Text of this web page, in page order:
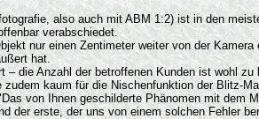
also auch mit ABM 1:2) ist in den
verabschiedet.
nur einen Zentimeter weiter von der
hat.
die Anzahl der betroffenen Kunden ist wohl
kaum für die Nischenfunktion der Blitz-
von Ihnen geschilderte Phänomen mit dem
der erste, der uns von einem solchen Fehler